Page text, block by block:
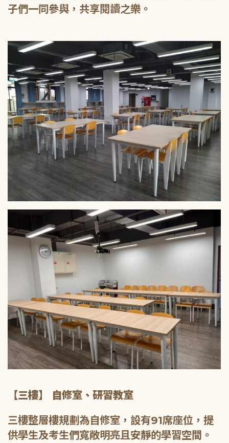
子們一同參與，共享閱讀之樂。
【三樓】 自修室、研習教室
三樓整層樓規劃為自修室，設有91席座位，提
供學生及考生們寬敞明亮且安靜的學習空間。